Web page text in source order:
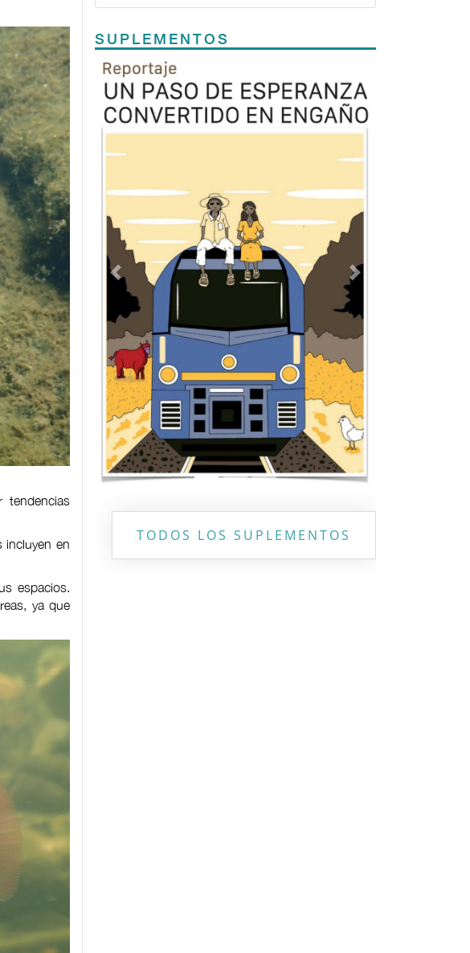
tendencias
incluyen en
espacios.
ya que
SUPLEMENTOS
Previous Next
TODOS LOS SUPLEMENTOS